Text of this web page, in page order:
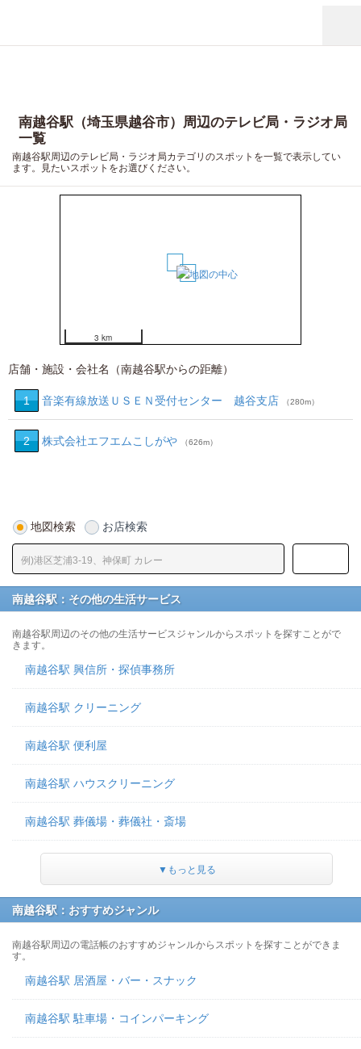
南越谷駅（埼玉県越谷市）周辺のテレビ局・ラジオ局
一覧
南越谷駅周辺のテレビ局・ラジオ局カテゴリのスポットを一覧で表示してい
ます。見たいスポットをお選びください。
1
2
3 km
店舗・施設・会社名（南越谷駅からの距離）
1 音楽有線放送ＵＳＥＮ受付センター 越谷支店 （280m）
2 株式会社エフエムこしがや （626m）
地図検索 お店検索
南越谷駅：その他の生活サービス
南越谷駅周辺のその他の生活サービスジャンルからスポットを探すことがで
きます。
南越谷駅 興信所・探偵事務所
南越谷駅 クリーニング
南越谷駅 便利屋
南越谷駅 ハウスクリーニング
南越谷駅 葬儀場・葬儀社・斎場
▼もっと見る
南越谷駅：おすすめジャンル
南越谷駅周辺の電話帳のおすすめジャンルからスポットを探すことができま
す。
南越谷駅 居酒屋・バー・スナック
南越谷駅 駐車場・コインパーキング